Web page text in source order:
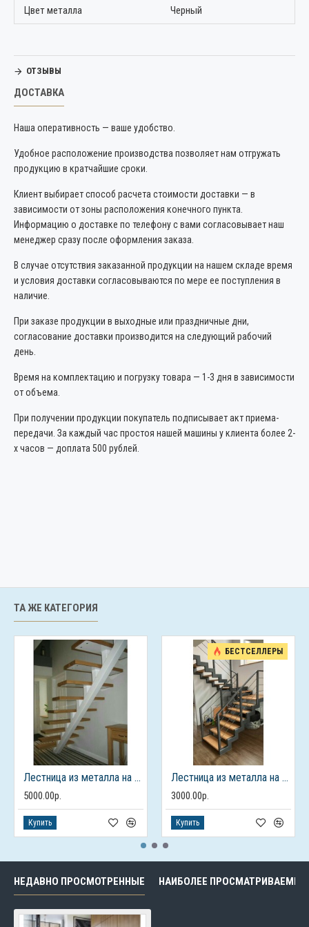
Цвет металла Черный
ОТЗЫВЫ
ДОСТАВКА
Наша оперативность — ваше удобство.
Удобное расположение производства позволяет нам отгружать
продукцию в кратчайшие сроки.
Клиент выбирает способ расчета стоимости доставки — в
зависимости от зоны расположения конечного пункта.
Информацию о доставке по телефону с вами согласовывает наш
менеджер сразу после оформления заказа.
В случае отсутствия заказанной продукции на нашем складе время
и условия доставки согласовываются по мере ее поступления в
наличие.
При заказе продукции в выходные или праздничные дни,
согласование доставки производится на следующий рабочий
день.
Время на комплектацию и погрузку товара — 1-3 дня в зависимости
от объема.
При получении продукции покупатель подписывает акт приема-
передачи. За каждый час простоя нашей машины у клиента более 2-
х часов — доплата 500 рублей.
ТА ЖЕ КАТЕГОРИЯ
Лестница из металла на 2 этаж
5000.00р.
Купить
БЕСТСЕЛЛЕРЫ
Лестница из металла на 2 этаж
3000.00р.
Купить
НЕДАВНО ПРОСМОТРЕННЫЕ НАИБОЛЕЕ ПРОСМАТРИВАЕМЫЕ